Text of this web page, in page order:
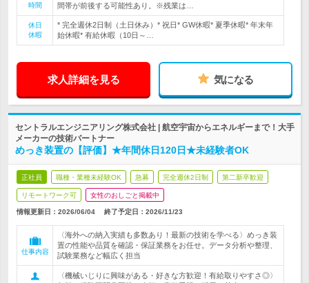
時間
間帯が前後する可能性あり。※残業は…
休日
休暇
* 完全週休2日制（土日休み）* 祝日* GW休暇* 夏季休暇* 年末年
始休暇* 有給休暇（10日～…
求人詳細を見る 気になる
セントラルエンジニアリング株式会社 | 航空宇宙からエネルギーまで！大手
メーカーの技術パートナー
めっき装置の【評価】★年間休日120日★未経験者OK
正社員 職種・業種未経験OK 急募 完全週休2日制 第二新卒歓迎
リモートワーク可 女性のおしごと掲載中
情報更新日：2026/06/04 終了予定日： 2026/11/23
仕事内容
〈海外への納入実績も多数あり！最新の技術を学べる〉めっき装
置の性能や品質を確認・保証業務をお任せ。データ分析や整理、
試験業務など幅広く担当
〈機械いじりに興味がある・好きな方歓迎！有給取りやすさ◎〉